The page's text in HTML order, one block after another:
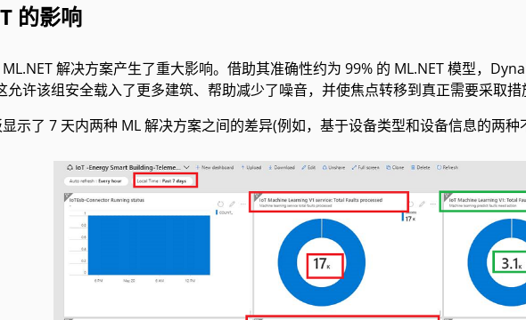
的影响
ML.NET 解决方案产生了重大影响。借助其准确性约为 99% 的 ML.NET 模型，
允许该组安全载入了更多建筑、帮助减少了噪音，并使焦点转移到真正需要采取措
示了 7 天内两种 ML 解决方案之间的差异(例如，基于设备类型和设备信息的两种